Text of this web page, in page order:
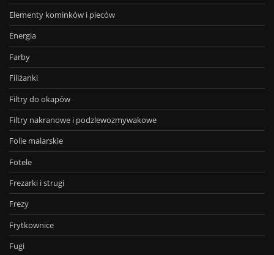
Elementy kominków i pieców
Energia
Farby
Filiżanki
Filtry do okapów
Filtry nakranowe i podzlewozmywakowe
Folie malarskie
Fotele
Frezarki i strugi
Frezy
Frytkownice
Fugi